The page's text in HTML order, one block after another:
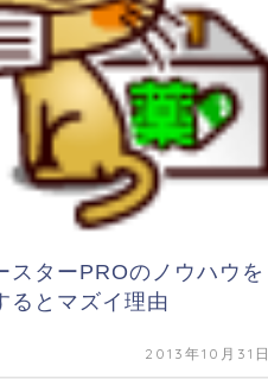
スターPROのノウハウを
るとマズイ理由
2013年10月31日